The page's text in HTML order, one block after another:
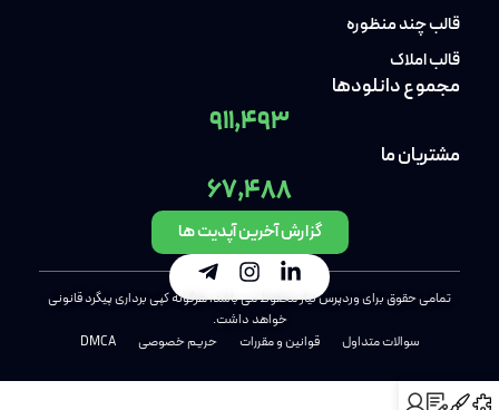
قالب چند منظوره
قالب املاک
مجموع دانلودها
911,493
مشتریان ما
67,488
گزارش آخرین آپدیت ها
تمامی حقوق برای وردپرس نیاز محفوظ می باشد، هرگونه کپی برداری پیگرد قانونی
خواهد داشت.
سوالات متداول
قوانین و مقررات حریم خصوصی DMCA